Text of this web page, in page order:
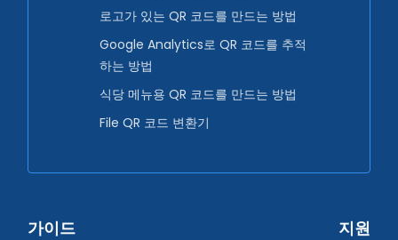
로고가 있는 QR 코드를 만드는 방법
Google Analytics로 QR 코드를 추적
하는 방법
식당 메뉴용 QR 코드를 만드는 방법
File QR 코드 변환기
가이드 지원